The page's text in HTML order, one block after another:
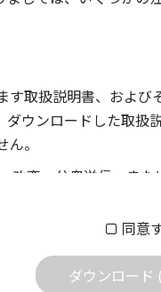
取扱説明書、およ
ウンロードした取
。
変、公衆送信、また
無償を問わず、営業
る写真、イラスト、
同意
ダウンロード